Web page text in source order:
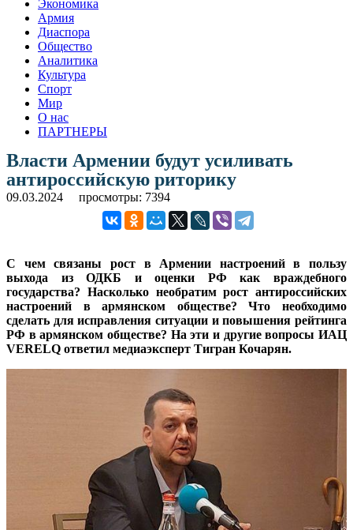
Экономика
Армия
Диаспора
Общество
Аналитика
Культура
Спорт
Мир
О нас
ПАРТНЕРЫ
Власти Армении будут усиливать
антироссийскую риторику
09.03.2024 просмотры: 7394
С чем связаны рост в Армении настроений в пользу
выхода из ОДКБ и оценки РФ как враждебного
государства? Насколько необратим рост антироссийских
настроений в армянском обществе? Что необходимо
сделать для исправления ситуации и повышения рейтинга
РФ в армянском обществе? На эти и другие вопросы ИАЦ
VERELQ ответил медиаэксперт Тигран Кочарян.